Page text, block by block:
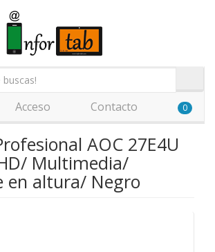
Acceso Contacto 0
AOC 27E4U
Multimedia/
en altura/ Negro